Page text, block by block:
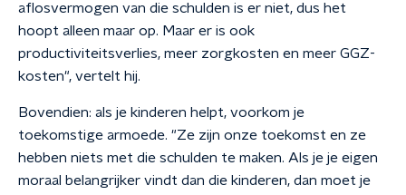
aflosvermogen van die schulden is er niet, dus het
hoopt alleen maar op. Maar er is ook
productiviteitsverlies, meer zorgkosten en meer GGZ-
kosten", vertelt hij.
Bovendien: als je kinderen helpt, voorkom je
toekomstige armoede. "Ze zijn onze toekomst en ze
hebben niets met die schulden te maken. Als je je eigen
moraal belangrijker vindt dan die kinderen, dan moet je